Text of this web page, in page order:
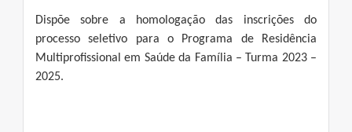
Dispõe sobre a homologação das inscrições do
processo seletivo para o Programa de Residência
Multiprofissional em Saúde da Família – Turma 2023 –
2025.